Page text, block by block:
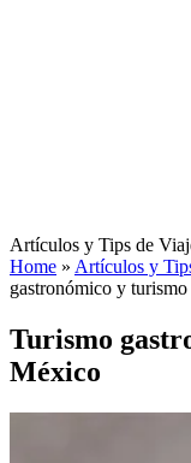
Artículos y Tips de
Home » Artículos y
gastronómico y
Turismo
México